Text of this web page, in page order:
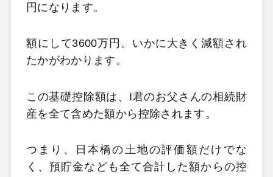
円になります。
額にして3600万円。いかに大きく減額され
たかがわかります。
この基礎控除額は、I君のお父さんの相続財
産を全て含めた額から控除されます。
つまり、日本橋の土地の評価額だけでな
く、預貯金なども全て合計した額からの控